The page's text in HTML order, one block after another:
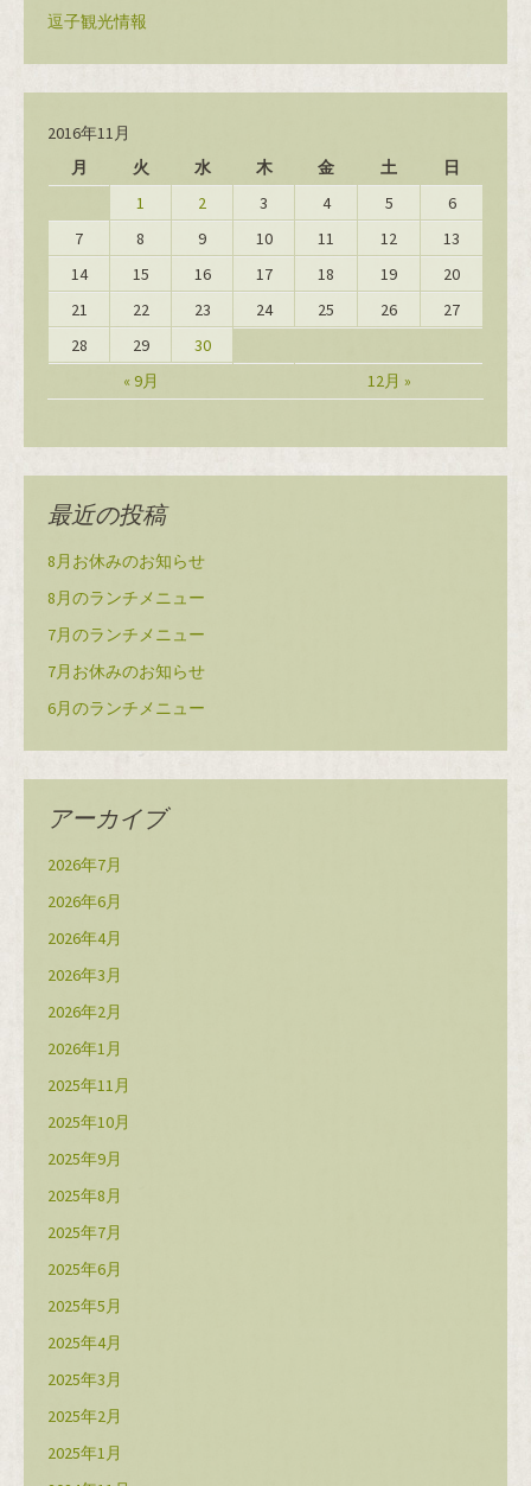
逗子観光情報
2016年11月
月
火 水 木 金 土 日
« 9月 12月 »
1 2 3 4 5
6
7
8 9 10 11 12
13
14
15 16 17 18 19
20
21
22 23 24 25 26
27
28
29 30
最近の投稿
8月お休みのお知らせ
8月のランチメニュー
7月のランチメニュー
7月お休みのお知らせ
6月のランチメニュー
アーカイブ
2026年7月
2026年6月
2026年4月
2026年3月
2026年2月
2026年1月
2025年11月
2025年10月
2025年9月
2025年8月
2025年7月
2025年6月
2025年5月
2025年4月
2025年3月
2025年2月
2025年1月